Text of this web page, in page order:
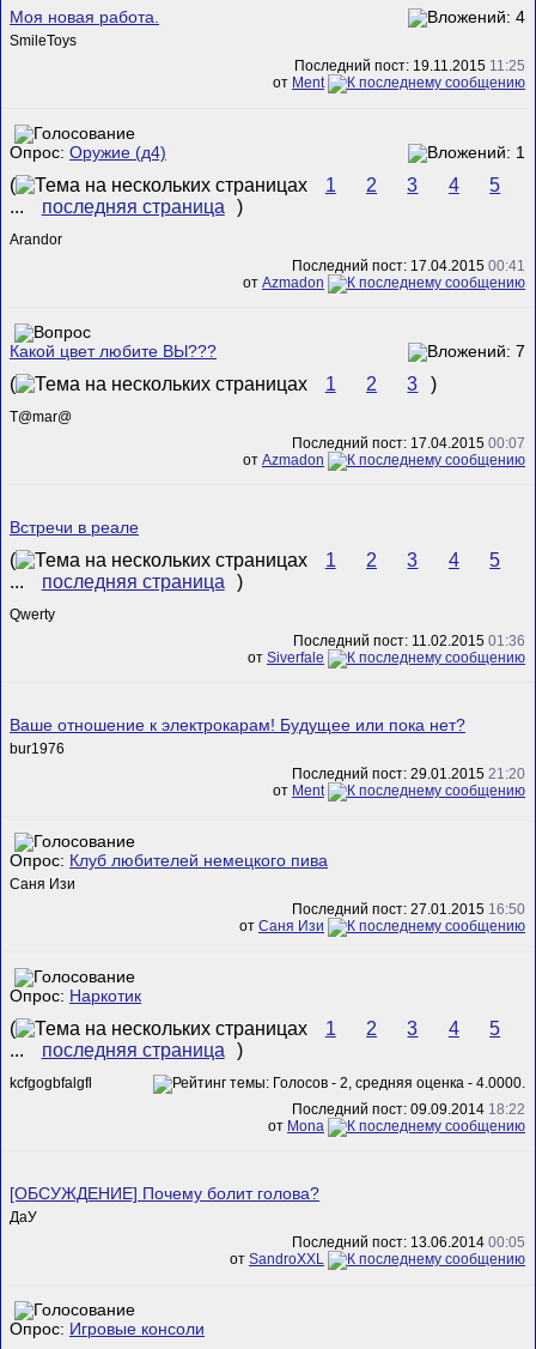
Моя новая работа.
SmileToys
Последний пост: 19.11.2015 11:25
от Ment
Опрос: Оружие (д4)
( 1 2 3 4
5
...
последняя страница )
Arandor
Последний пост: 17.04.2015 00:41
от Azmadon
Какой цвет любите ВЫ???
( 1 2 3 )
T@mar@
Последний пост: 17.04.2015 00:07
от Azmadon
Встречи в реале
( 1 2 3 4
5
...
последняя страница )
Qwerty
Последний пост: 11.02.2015 01:36
от Siverfale
Ваше отношение к электрокарам! Будущее или пока нет?
bur1976
Последний пост: 29.01.2015 21:20
от Ment
Опрос: Клуб любителей немецкого пива
Саня Изи
Последний пост: 27.01.2015 16:50
от Саня Изи
Опрос: Наркотик
( 1 2 3 4
5
...
последняя страница )
kcfgogbfalgfl
Последний пост: 09.09.2014 18:22
от Mona
[ОБСУЖДЕНИЕ] Почему болит голова?
ДаУ
Последний пост: 13.06.2014 00:05
от SandroXXL
Опрос: Игровые консоли